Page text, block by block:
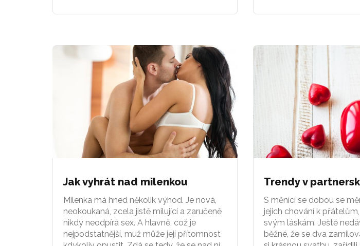
Jak vyhrát nad milenkou
Milenka má hned několik výhod. Je nová,
neokoukaná, zcela jistě milující a zaručeně
nikdy neodpírá sex. A hlavně, což je
nejpodstatnější, muž může její přítomnost
Trendy v
S měnící se dobou se
jejich chování k
svým láskám. Ještě
běžné, že se dva